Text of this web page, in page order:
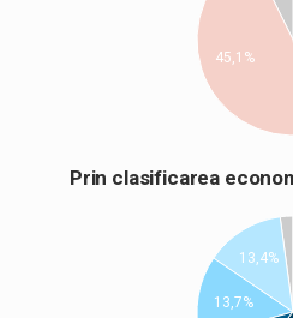
45,1%
Prin clasificarea
13,4%
13,7%